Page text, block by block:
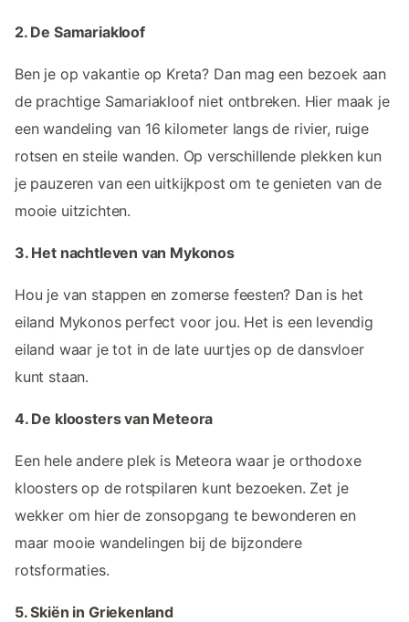
2. De Samariakloof
Ben je op vakantie op Kreta? Dan mag een bezoek aan
de prachtige Samariakloof niet ontbreken. Hier maak je
een wandeling van 16 kilometer langs de rivier, ruige
rotsen en steile wanden. Op verschillende plekken kun
je pauzeren van een uitkijkpost om te genieten van de
mooie uitzichten.
3. Het nachtleven van Mykonos
Hou je van stappen en zomerse feesten? Dan is het
eiland Mykonos perfect voor jou. Het is een levendig
eiland waar je tot in de late uurtjes op de dansvloer
kunt staan.
4. De kloosters van Meteora
Een hele andere plek is Meteora waar je orthodoxe
kloosters op de rotspilaren kunt bezoeken. Zet je
wekker om hier de zonsopgang te bewonderen en
maar mooie wandelingen bij de bijzondere
rotsformaties.
5. Skiën in Griekenland